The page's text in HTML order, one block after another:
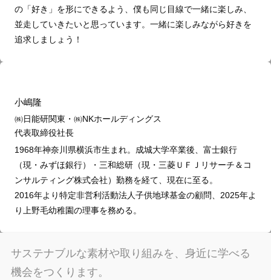
の「好き」を形にできるよう、僕も同じ目線で一緒に楽しみ、
並走していきたいと思っています。一緒に楽しみながら好きを
追求しましょう！
小嶋隆
㈱日能研関東・㈱NKホールディングス
代表取締役社長
1968年神奈川県横浜市生まれ。成城大学卒業後、富士銀行
（現・みずほ銀行）・三和総研（現・三菱ＵＦＪリサーチ＆コ
ンサルティング株式会社）勤務を経て、現在に至る。
2016年より特定非営利活動法人子供地球基金の顧問、2025年よ
り上野毛幼稚園の理事を務める。
サステナブルな素材や取り組みを、身近に学べる
機会をつくります。